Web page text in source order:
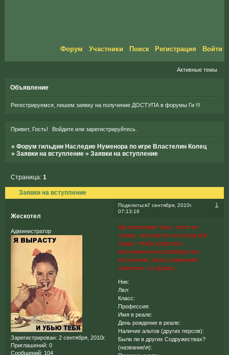
Форум Участники Поиск Регистрация Войти
Активные темы
Объявление
Регестрируемся, пишем заявку на получение ДОСТУПА в форумы Ги !!!
Привет, Гость! Войдите илизарегистрируйтесь
»Форум гильдии Наследие Нуменора по игре Властелин Колец
»Заявки на вступление »Заявки на вступление
Заявки на вступление
Страница:1
Поделиться 1
7 сентября, 2010г.
07:13:16
Жескотел
Администратор
Зарегистрирован: 2 сентября, 2010г.
Приглашений: 0
Сообщений: 104
Как показывает опыт, часто на
словах, получается не всегда всё
гладко. Чтобы упростить
многоминутные разговоры при
вступлении, прошу новеньким
заполнить эту форму:
Ник:
Лвл:
Класс:
Профессия:
Имя в реале:
День рождение в реале:
Наличие альтов (других персов):
Были ли в других Содружествах?
(название\я):